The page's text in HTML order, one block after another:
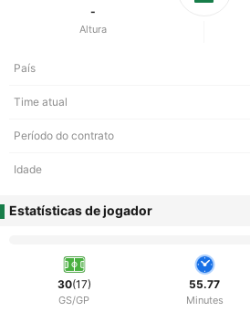
-
Altura
País
Time atual
Período do contrato
Idade
Estatísticas de jogador
30(17)
GS/GP
55.77
Minutes